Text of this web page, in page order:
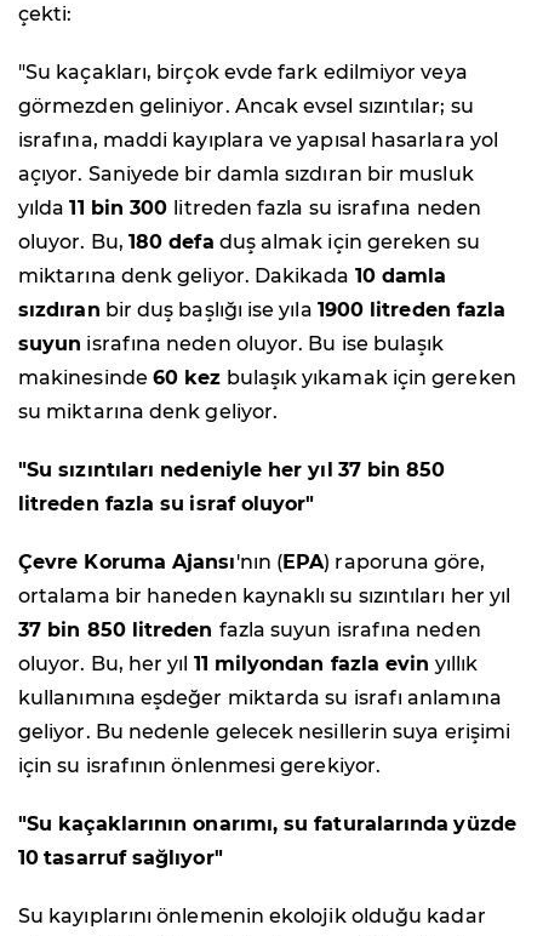
çekti:
"Su kaçakları, birçok evde fark edilmiyor veya
görmezden geliniyor. Ancak evsel sızıntılar; su
israfına, maddi kayıplara ve yapısal hasarlara yol
açıyor. Saniyede bir damla sızdıran bir musluk
yılda11 bin 300 litreden fazla su israfına neden
oluyor. Bu, 180 defa duş almak için gereken su
miktarına denk geliyor. Dakikada 10 damla
sızdıran bir duş başlığı ise yıla 1900 litreden fazla
suyun israfına neden oluyor. Bu ise bulaşık
makinesinde 60 kez bulaşık yıkamak için gereken
su miktarına denk geliyor.
"Su sızıntıları nedeniyle her yıl 37 bin 850
litreden fazla su israf oluyor"
Çevre Koruma Ajansı'nın (EPA) raporuna göre,
ortalama bir haneden kaynaklı su sızıntıları her yıl
37 bin 850 litreden fazla suyun israfına neden
oluyor. Bu, her yıl 11 milyondan fazla evin yıllık
kullanımına eşdeğer miktarda su israfı anlamına
geliyor. Bu nedenle gelecek nesillerin suya erişimi
için su israfının önlenmesi gerekiyor.
"Su kaçaklarının onarımı, su faturalarında yüzde
10 tasarruf sağlıyor"
Su kayıplarını önlemenin ekolojik olduğu kadar